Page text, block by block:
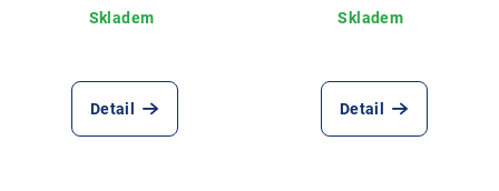
Detail Detail